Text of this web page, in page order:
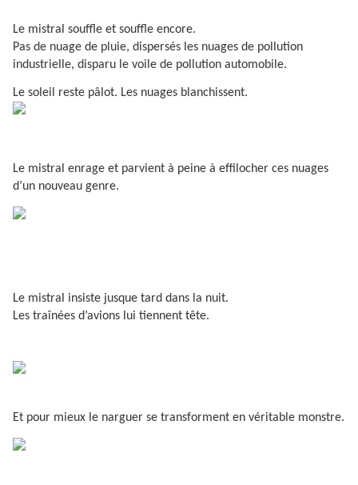
Le mistral souffle et souffle encore.
Pas de nuage de pluie, dispersés les nuages de pollution
industrielle, disparu le voile de pollution automobile.
Le soleil reste pâlot. Les nuages blanchissent.
Le mistral enrage et parvient à peine à effilocher ces nuages
d’un nouveau genre.
Le mistral insiste jusque tard dans la nuit.
Les traînées d’avions lui tiennent tête.
Et pour mieux le narguer se transforment en véritable monstre.